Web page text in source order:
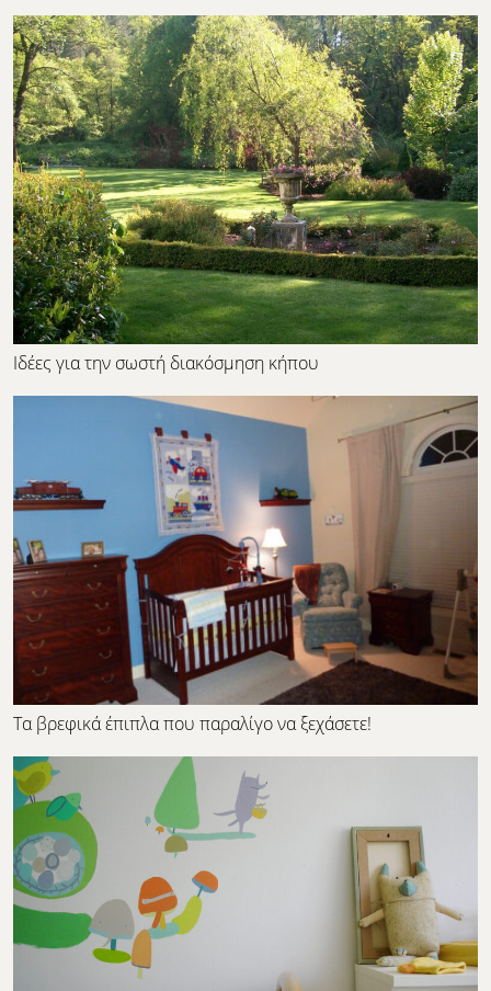
Ιδέες για την σωστή διακόσμηση κήπου
Τα βρεφικά έπιπλα που παραλίγο να ξεχάσετε!